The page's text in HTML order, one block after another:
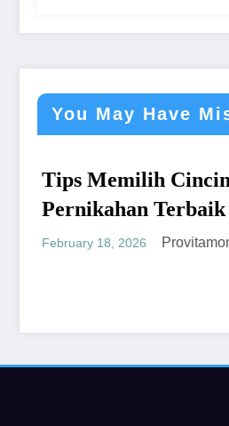
You May Have
Cincin
dan
Provitamon
UMUM
yang
January